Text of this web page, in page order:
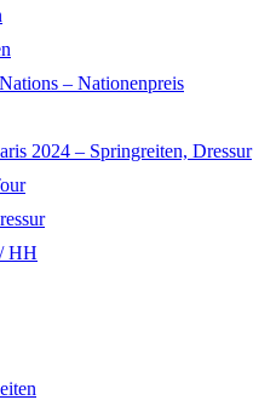
– Nationenpreis
2024 – Springreiten, Dressur
HH